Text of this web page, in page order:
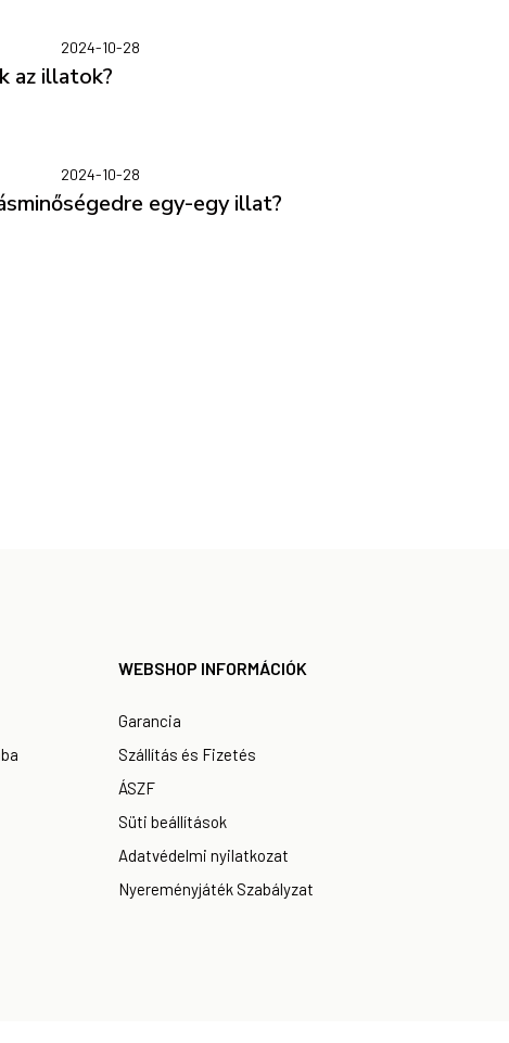
2024-10-28
az illatok?
2024-10-28
egy-egy illat?
WEBSHOP INFORMÁCIÓK
Garancia
Szállítás és Fizetés
ÁSZF
Süti beállítások
Adatvédelmi nyilatkozat
Nyereményjáték Szabályzat